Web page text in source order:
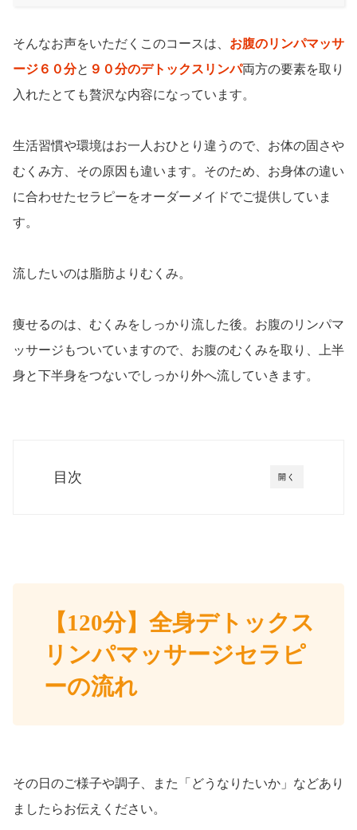
そんなお声をいただくこのコースは、 お腹のリンパマッサ
ージ６０分と ９０分のデトックスリンパ両方の要素を取り
入れたとても贅沢な内容になっています。
生活習慣や環境はお一人おひとり違うので、お体の固さや
むくみ方、その原因も違います。そのため、お身体の違い
に合わせたセラピーをオーダーメイドでご提供していま
す。
流したいのは脂肪よりむくみ。
痩せるのは、むくみをしっかり流した後。お腹のリンパマ
ッサージもついていますので、お腹のむくみを取り、上半
身と下半身をつないでしっかり外へ流していきます。
開く
目次
【120分】全身デトックス
リンパマッサージセラピ
ーの流れ
その日のご様子や調子、また「どうなりたいか」などあり
ましたらお伝えください。